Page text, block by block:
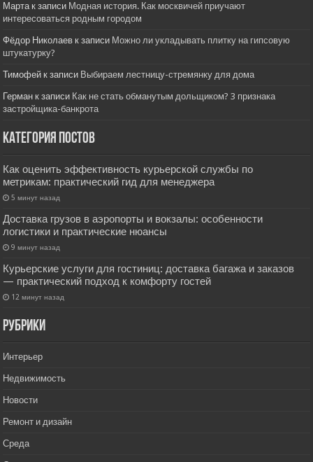
Мартак записи Модная история. Как москвичей приучают
интересоваться родным городом
Фёдор Николаев к записи Можно ли укладывать плитку на гипсовую
штукатурку?
Тимофей к записи Выбираем лестницу-стремянку для дома
Герман к записи Как не стать обманутым дольщиком? 3 признака
застройщика-банкрота
Категория постов
Как оценить эффективность курьерской службы по
метрикам: практический гид для менеджера
5 минут назад
Доставка грузов в аэропорты и вокзалы: особенности
логистики и практические нюансы
9 минут назад
Курьерские услуги для гостиниц: доставка багажа и заказов
— практический подход к комфорту гостей
12 минут назад
РУбрики
Интерьер
Недвижимость
Новости
Ремонт и дизайн
Среда